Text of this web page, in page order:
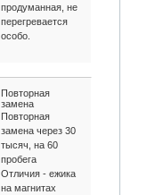
продуманная, не
перегревается
особо.
Повторная
замена
Повторная
замена через 30
тысяч, на 60
пробега
Отличия - ежика
на магнитах